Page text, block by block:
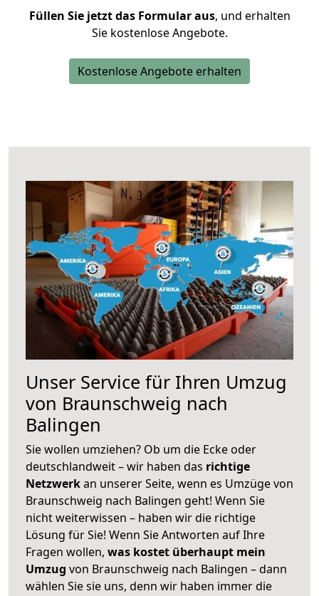
Füllen Sie jetzt das Formular aus, und erhalten
Sie kostenlose Angebote.
Kostenlose Angebote erhalten
Unser Service für Ihren Umzug
von Braunschweig nach
Balingen
Sie wollen umziehen? Ob um die Ecke oder
deutschlandweit – wir haben das richtige
Netzwerkan unserer Seite, wenn es Umzüge von
Braunschweig nach Balingen geht! Wenn Sie
nicht weiterwissen – haben wir die richtige
Lösung für Sie! Wenn Sie Antworten auf Ihre
Fragen wollen, was kostet überhaupt mein
Umzug von Braunschweig nach Balingen – dann
wählen Sie sie uns, denn wir haben immer die